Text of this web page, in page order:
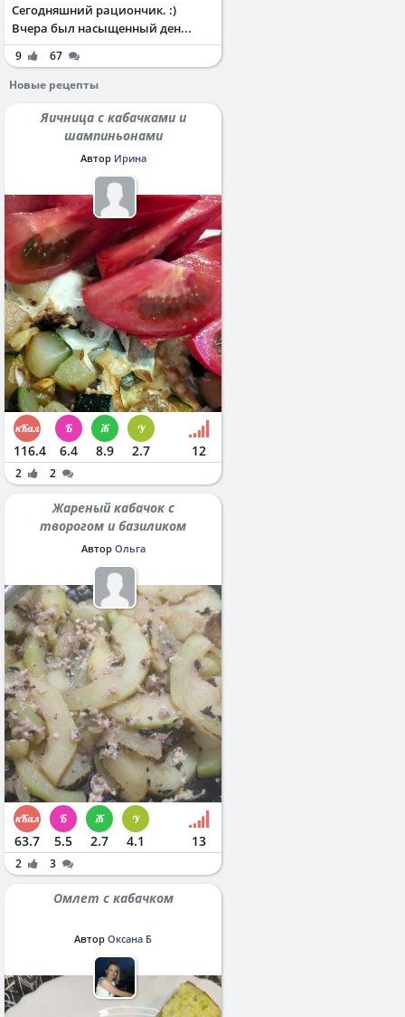
Сегодняшний рациончик. :)
Вчера был насыщенный ден...
9
67
Новые рецепты
Яичница с кабачками и
шампиньонами
Автор Ирина
116.4 6.4 8.9 2.7 12
2 2
Жареный кабачок с
творогом и базиликом
Автор Ольга
63.7 5.5 2.7 4.1 13
2 3
Омлет с кабачком
Автор Оксана Б